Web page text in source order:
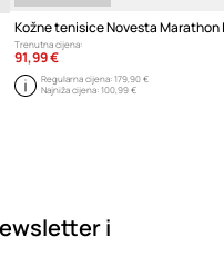
Trenutna cijena:
91,99 €
Regularna cijena: 179,90 €
Najniža cijena: 100,99 €
i